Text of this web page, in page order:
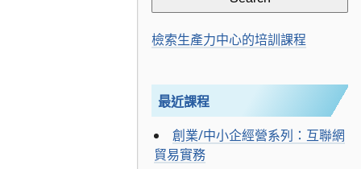
檢索生產力中心的培訓課程
最近課程
創業/中小企經營系列：互聯網
貿易實務